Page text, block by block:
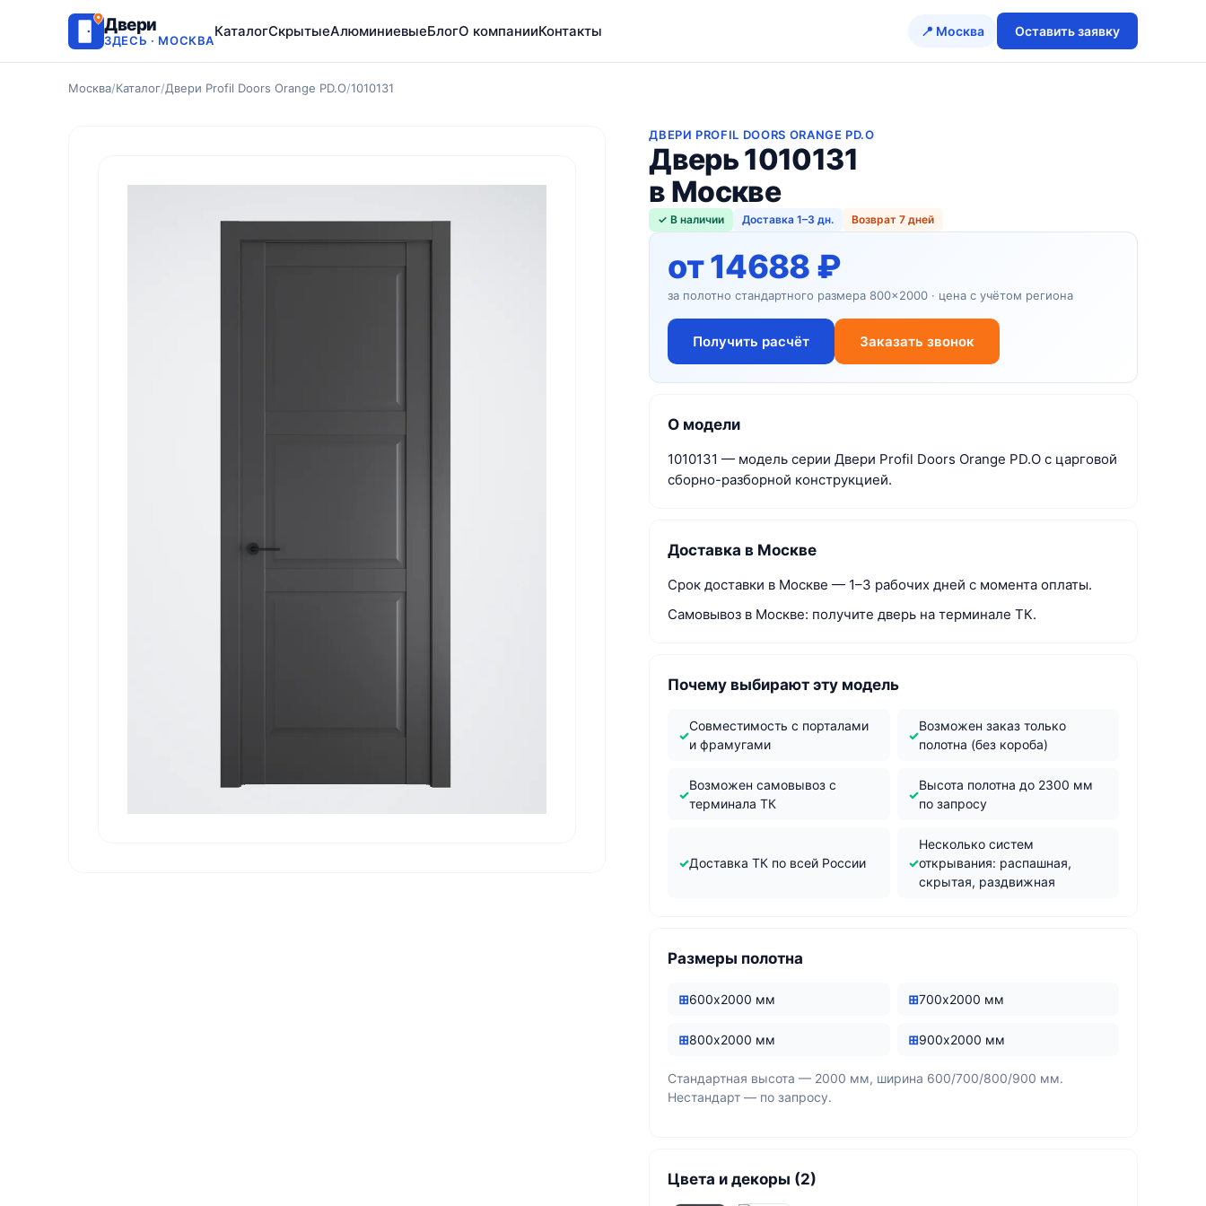
Двери
ЗДЕСЬ · МОСКВА
КаталогСкрытыеАлюминиевыеБлогО компанииКонтакты 📍 Москва Оставить заявку
Москва/Каталог/Двери Profil Doors Orange PD.O/1010131
ДВЕРИ PROFIL DOORS ORANGE PD.O
Дверь 1010131
в Москве
✓ В наличии Доставка 1–3 дн. Возврат 7 дней
от 14688 ₽
за полотно стандартного размера 800×2000 · цена с учётом региона
Получить расчёт Заказать звонок
О модели
1010131 — модель серии Двери Profil Doors Orange PD.O с царговой
сборно-разборной конструкцией.
Доставка в Москве
Срок доставки в Москве — 1–3 рабочих дней с момента оплаты.
Самовывоз в Москве: получите дверь на терминале ТК.
Почему выбирают эту модель
Совместимость с порталами
и фрамугами
Возможен заказ только
полотна (без короба)
Возможен самовывоз с
терминала ТК
Высота полотна до 2300 мм
по запросу
Доставка ТК по всей России
Несколько систем
открывания: распашная,
скрытая, раздвижная
Размеры полотна
600х2000 мм 700х2000 мм
800х2000 мм 900х2000 мм
Стандартная высота — 2000 мм, ширина 600/700/800/900 мм.
Нестандарт — по запросу.
Цвета и декоры (2)